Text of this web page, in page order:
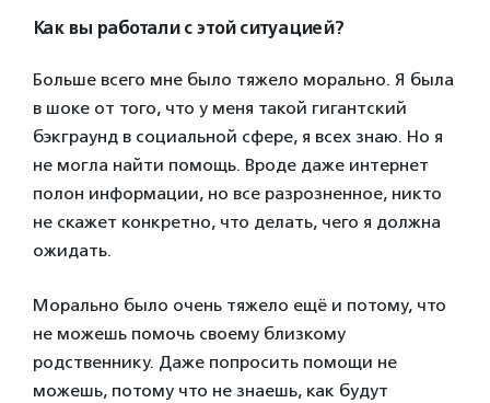
Как вы работали с этой ситуацией?
Больше всего мне было тяжело морально. Я была
в шоке от того, что у меня такой гигантский
бэкграунд в социальной сфере, я всех знаю. Но я
не могла найти помощь. Вроде даже интернет
полон информации, но все разрозненное, никто
не скажет конкретно, что делать, чего я должна
ожидать.
Морально было очень тяжело ещё и потому, что
не можешь помочь своему близкому
родственнику. Даже попросить помощи не
можешь, потому что не знаешь, как будут